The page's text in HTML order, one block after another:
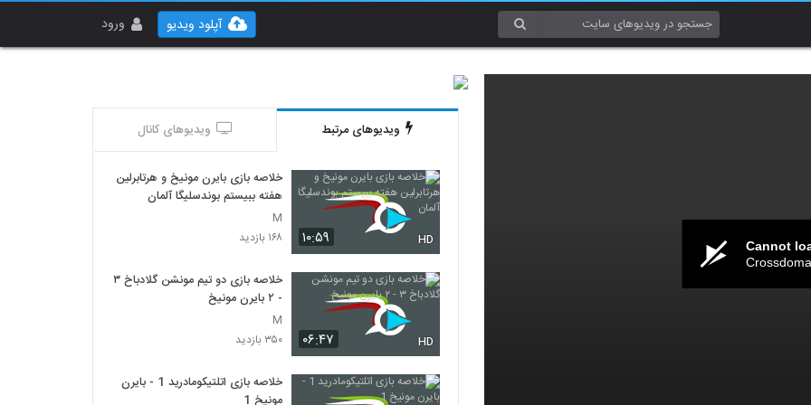
ورود آپلود ویدیو
Cannot
ویدیوهای مرتبط ویدیوهای کانال
۱۰:۵۹ HD
خلاصه بازی بایرن‌ مونیخ و هرتابرلین
هفته ببیستم بوندسلیگا آلمان
M
۱۶۸ بازدید
۰۶:۴۷ HD
خلاصه بازی دو تیم مونشن گلادباخ ۳
- ۲ بایرن مونیخ
M
۳۵۰ بازدید
خلاصه بازی اتلتیکومادرید 1 - بایرن
مونیخ 1